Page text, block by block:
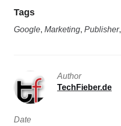
Tags
Google, Marketing, Publisher,
Author
TechFieber.de
Date